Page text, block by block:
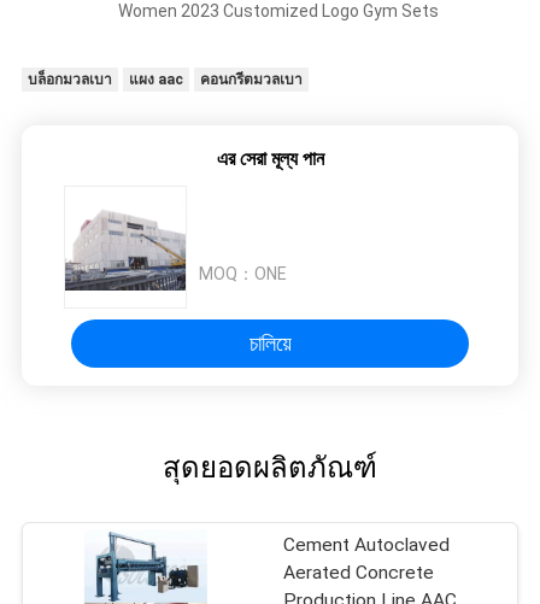
Women 2023 Customized Logo Gym Sets
บล็อกมวลเบา แผง aac คอนกรีตมวลเบา
এর সেরা মূল্য পান
MOQ： ONE
চালিয়ে
สุดยอดผลิตภัณฑ์
Cement Autoclaved
Aerated Concrete